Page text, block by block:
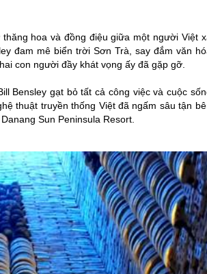
hoa và đồng điệu giữa một người Việt
đam mê biển trời Sơn Trà, say đắm văn
con người đầy khát vọng ấy đã gặp gỡ.
Bensley gạt bỏ tất cả công việc và cuộc
thuật truyền thống Việt đã ngấm sâu tận
Sun Peninsula Resort.